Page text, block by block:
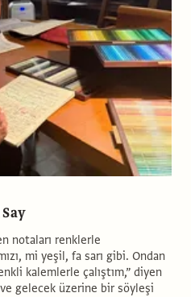
notaları renklerle
mi yeşil, fa sarı gibi. Ondan
kalemlerle çalıştım,” diyen
ve gelecek üzerine bir söyleşi